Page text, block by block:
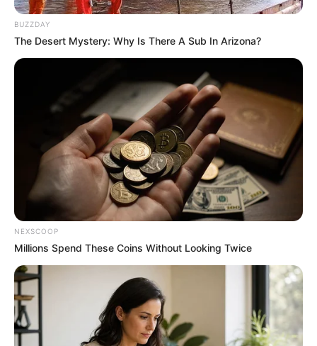
09:45 / 06 Avqust 2026
Qızılın qiyməti yeni rekordunu qırdı
0
09:30 / 06 Avqust 2026 CƏMİYYƏT
BUZZDAY
The Desert Mystery: Why Is There A Sub In Arizona?
NEXSCOOP
Millions Spend These Coins Without Looking Twice